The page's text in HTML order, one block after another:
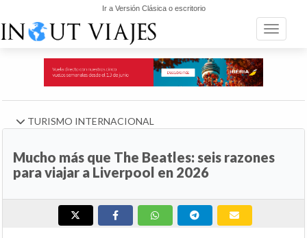
Ir a Versión Clásica o escritorio
Toggle
TURISMO INTERNACIONAL
Mucho más que The Beatles: seis razones
para viajar a Liverpool en 2026